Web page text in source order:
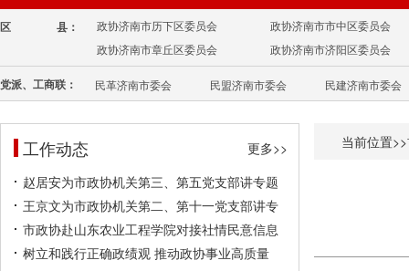
区 县： 政协济南市历下区委员会
政协济南市市中区委员会
政协济南市章丘区委员会
政协济南市济阳区委员会
党派、工商联： 民革济南市委会 民盟济南市委会 民建济南市委会
工作动态
更多>>
赵居安为市政协机关第三、第五党支部讲专题
王京文为市政协机关第二、第十一党支部讲专
市政协赴山东农业工程学院对接社情民意信息
树立和践行正确政绩观 推动政协事业高质量
当前位置>>